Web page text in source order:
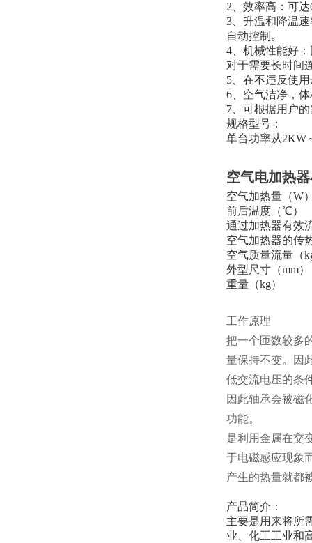
2、效率高：可
3、升温和降温
自动控制。
4、机械性能好
对于需要长时间
5、在不违反使
6、空气洁净，
7、可根据用户
规格型号：
单台功率从2KW
空气电加热
空气加热量（W
前后温度（℃）
通过加热器有效
空气加热器的传
空气质量流量（
外型尺寸（mm）
重量（kg）
工作原理
把一个匝数较多
量保持不变。因
低交流电压的条
因此轴承会被磁
功能。
是利用金属在交
于电磁感应现象
产生的热量就都
产品简介：
主要是用来将所
业、化工工业和